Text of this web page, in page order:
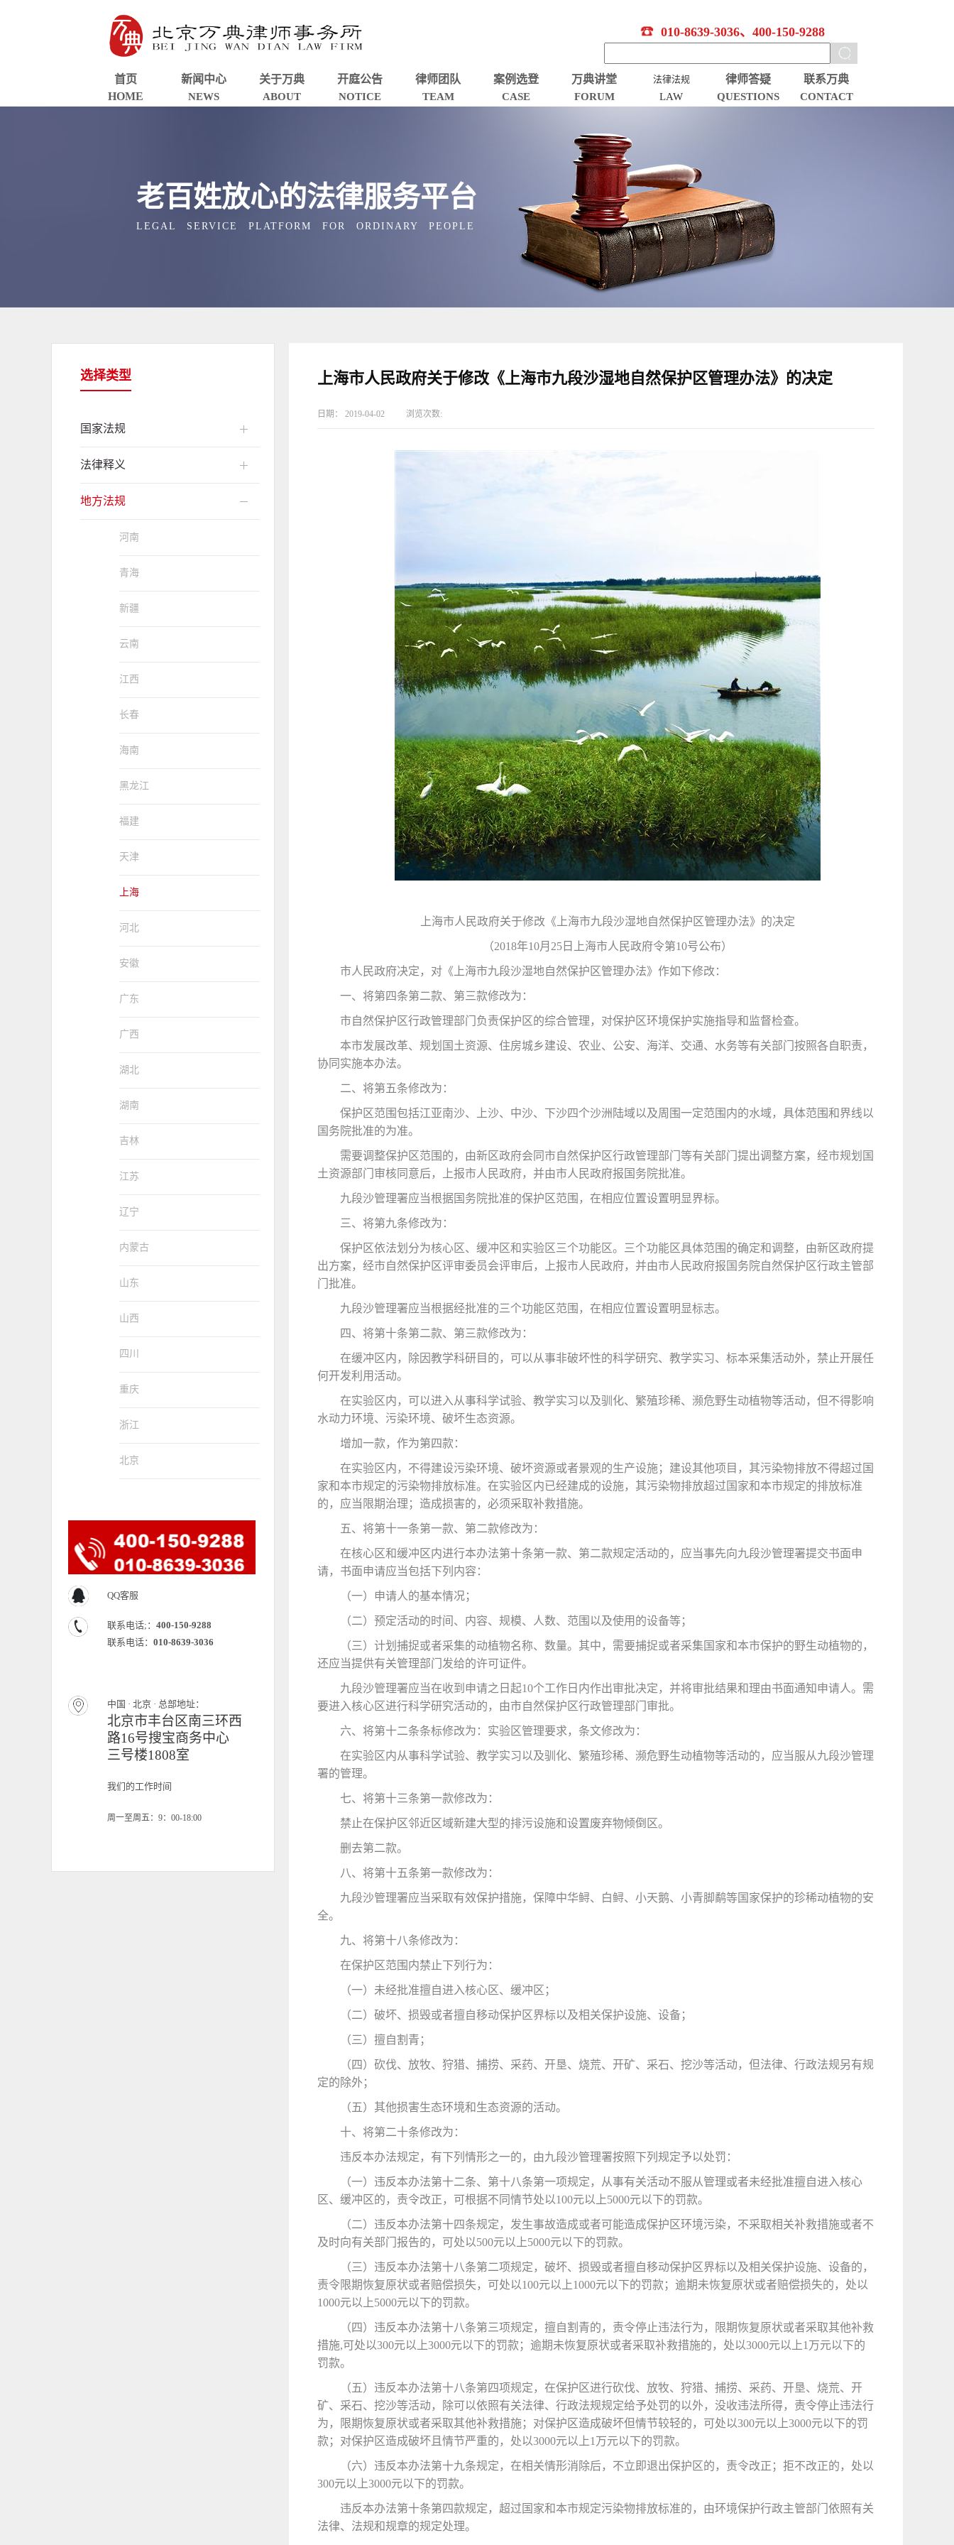
010-8639-3036、400-150-9288
首页
HOME
新闻中心
NEWS
关于万典
ABOUT
开庭公告
NOTICE
律师团队
TEAM
案例选登
CASE
万典讲堂
FORUM
法律法规
LAW
律师答疑
QUESTIONS
联系万典
CONTACT
老百姓放心的法律服务平台
LEGAL SERVICE PLATFORM FOR ORDINARY PEOPLE
选择类型
国家法规
法律释义
地方法规
河南
青海
新疆
云南
江西
长春
海南
黑龙江
福建
天津
上海
河北
安徽
广东
广西
湖北
湖南
吉林
江苏
辽宁
内蒙古
山东
山西
四川
重庆
浙江
北京
QQ客服
联系电话;： 400-150-9288
联系电话： 010-8639-3036
中国 · 北京 · 总部地址：
北京市丰台区南三环西
路16号搜宝商务中心
三号楼1808室
我们的工作时间
周一至周五：9：00-18:00
上海市人民政府关于修改《上海市九段沙湿地自然保护区管理办法》的决定
日期： 2019-04-02 浏览次数:
上海市人民政府关于修改《上海市九段沙湿地自然保护区管理办法》的决定
（2018年10月25日上海市人民政府令第10号公布）
市人民政府决定，对《上海市九段沙湿地自然保护区管理办法》作如下修改：
一、将第四条第二款、第三款修改为：
市自然保护区行政管理部门负责保护区的综合管理，对保护区环境保护实施指导和监督检查。
本市发展改革、规划国土资源、住房城乡建设、农业、公安、海洋、交通、水务等有关部门按照各自职责，
协同实施本办法。
二、将第五条修改为：
保护区范围包括江亚南沙、上沙、中沙、下沙四个沙洲陆域以及周围一定范围内的水域，具体范围和界线以
国务院批准的为准。
需要调整保护区范围的，由新区政府会同市自然保护区行政管理部门等有关部门提出调整方案，经市规划国
土资源部门审核同意后，上报市人民政府，并由市人民政府报国务院批准。
九段沙管理署应当根据国务院批准的保护区范围，在相应位置设置明显界标。
三、将第九条修改为：
保护区依法划分为核心区、缓冲区和实验区三个功能区。三个功能区具体范围的确定和调整，由新区政府提
出方案，经市自然保护区评审委员会评审后，上报市人民政府，并由市人民政府报国务院自然保护区行政主管部
门批准。
九段沙管理署应当根据经批准的三个功能区范围，在相应位置设置明显标志。
四、将第十条第二款、第三款修改为：
在缓冲区内，除因教学科研目的，可以从事非破坏性的科学研究、教学实习、标本采集活动外，禁止开展任
何开发利用活动。
在实验区内，可以进入从事科学试验、教学实习以及驯化、繁殖珍稀、濒危野生动植物等活动，但不得影响
水动力环境、污染环境、破坏生态资源。
增加一款，作为第四款：
在实验区内，不得建设污染环境、破坏资源或者景观的生产设施；建设其他项目，其污染物排放不得超过国
家和本市规定的污染物排放标准。在实验区内已经建成的设施，其污染物排放超过国家和本市规定的排放标准
的，应当限期治理；造成损害的，必须采取补救措施。
五、将第十一条第一款、第二款修改为：
在核心区和缓冲区内进行本办法第十条第一款、第二款规定活动的，应当事先向九段沙管理署提交书面申
请，书面申请应当包括下列内容：
（一）申请人的基本情况；
（二）预定活动的时间、内容、规模、人数、范围以及使用的设备等；
（三）计划捕捉或者采集的动植物名称、数量。其中，需要捕捉或者采集国家和本市保护的野生动植物的，
还应当提供有关管理部门发给的许可证件。
九段沙管理署应当在收到申请之日起10个工作日内作出审批决定，并将审批结果和理由书面通知申请人。需
要进入核心区进行科学研究活动的，由市自然保护区行政管理部门审批。
六、将第十二条条标修改为：实验区管理要求，条文修改为：
在实验区内从事科学试验、教学实习以及驯化、繁殖珍稀、濒危野生动植物等活动的，应当服从九段沙管理
署的管理。
七、将第十三条第一款修改为：
禁止在保护区邻近区域新建大型的排污设施和设置废弃物倾倒区。
删去第二款。
八、将第十五条第一款修改为：
九段沙管理署应当采取有效保护措施，保障中华鲟、白鲟、小天鹅、小青脚鹬等国家保护的珍稀动植物的安
全。
九、将第十八条修改为：
在保护区范围内禁止下列行为：
（一）未经批准擅自进入核心区、缓冲区；
（二）破坏、损毁或者擅自移动保护区界标以及相关保护设施、设备；
（三）擅自割青；
（四）砍伐、放牧、狩猎、捕捞、采药、开垦、烧荒、开矿、采石、挖沙等活动，但法律、行政法规另有规
定的除外；
（五）其他损害生态环境和生态资源的活动。
十、将第二十条修改为：
违反本办法规定，有下列情形之一的，由九段沙管理署按照下列规定予以处罚：
（一）违反本办法第十二条、第十八条第一项规定，从事有关活动不服从管理或者未经批准擅自进入核心
区、缓冲区的，责令改正，可根据不同情节处以100元以上5000元以下的罚款。
（二）违反本办法第十四条规定，发生事故造成或者可能造成保护区环境污染，不采取相关补救措施或者不
及时向有关部门报告的，可处以500元以上5000元以下的罚款。
（三）违反本办法第十八条第二项规定，破坏、损毁或者擅自移动保护区界标以及相关保护设施、设备的，
责令限期恢复原状或者赔偿损失，可处以100元以上1000元以下的罚款；逾期未恢复原状或者赔偿损失的，处以
1000元以上5000元以下的罚款。
（四）违反本办法第十八条第三项规定，擅自割青的，责令停止违法行为，限期恢复原状或者采取其他补救
措施,可处以300元以上3000元以下的罚款；逾期未恢复原状或者采取补救措施的，处以3000元以上1万元以下的
罚款。
（五）违反本办法第十八条第四项规定，在保护区进行砍伐、放牧、狩猎、捕捞、采药、开垦、烧荒、开
矿、采石、挖沙等活动，除可以依照有关法律、行政法规规定给予处罚的以外，没收违法所得，责令停止违法行
为，限期恢复原状或者采取其他补救措施；对保护区造成破坏但情节较轻的，可处以300元以上3000元以下的罚
款；对保护区造成破坏且情节严重的，处以3000元以上1万元以下的罚款。
（六）违反本办法第十九条规定，在相关情形消除后，不立即退出保护区的，责令改正；拒不改正的，处以
300元以上3000元以下的罚款。
违反本办法第十条第四款规定，超过国家和本市规定污染物排放标准的，由环境保护行政主管部门依照有关
法律、法规和规章的规定处理。